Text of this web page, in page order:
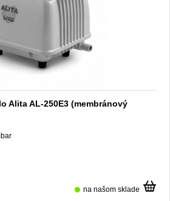
Alita AL-250E3 (membránový
na našom sklade